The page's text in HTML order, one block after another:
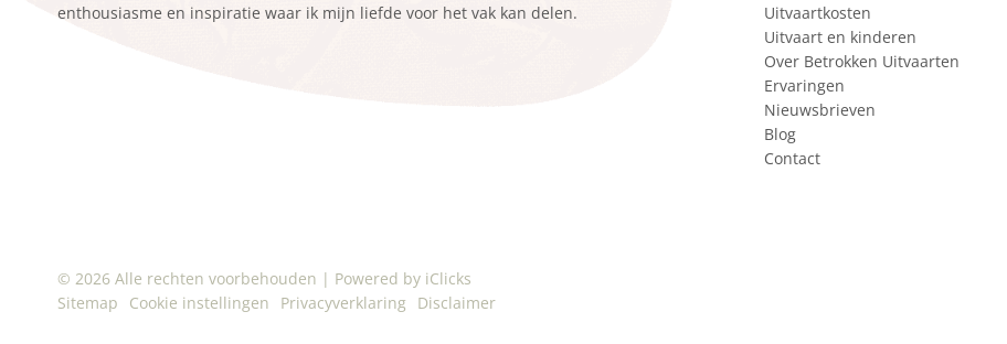
enthousiasme en inspiratie waar ik mijn liefde voor het vak kan delen.
Uitvaartkosten
Uitvaart en kinderen
Over Betrokken Uitvaarten
Ervaringen
Nieuwsbrieven
Blog
Contact
© 2026 Alle rechten voorbehouden | Powered by iClicks
Sitemap
Cookie instellingen Privacyverklaring Disclaimer